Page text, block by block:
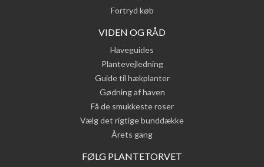
Fortryd køb
VIDEN OG RÅD
Haveguides
Plantevejledning
Guide til hækplanter
Gødning af haven
Få de smukkeste roser
Vælg det rigtige bunddække
Årets gang
FØLG PLANTETORVET